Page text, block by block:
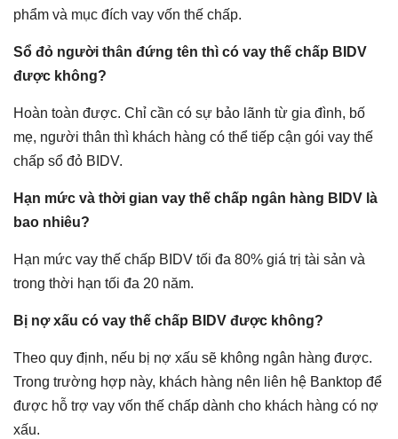
phẩm và mục đích vay vốn thế chấp.
Sổ đỏ người thân đứng tên thì có vay thế chấp BIDV
được không?
Hoàn toàn được. Chỉ cần có sự bảo lãnh từ gia đình, bố
mẹ, người thân thì khách hàng có thể tiếp cận gói vay thế
chấp sổ đỏ BIDV.
Hạn mức và thời gian vay thế chấp ngân hàng BIDV là
bao nhiêu?
Hạn mức vay thế chấp BIDV tối đa 80% giá trị tài sản và
trong thời hạn tối đa 20 năm.
Bị nợ xấu có vay thế chấp BIDV được không?
Theo quy định, nếu bị nợ xấu sẽ không ngân hàng được.
Trong trường hợp này, khách hàng nên liên hệ Banktop để
được hỗ trợ vay vốn thế chấp dành cho khách hàng có nợ
xấu.